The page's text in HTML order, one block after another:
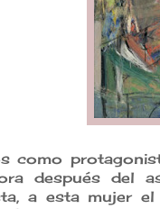
como
después del
a esta mujer